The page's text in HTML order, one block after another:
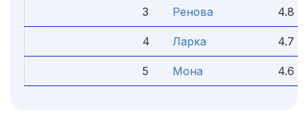
3 Ренова 4.8
4 Ларка 4.7
5 Мона 4.6